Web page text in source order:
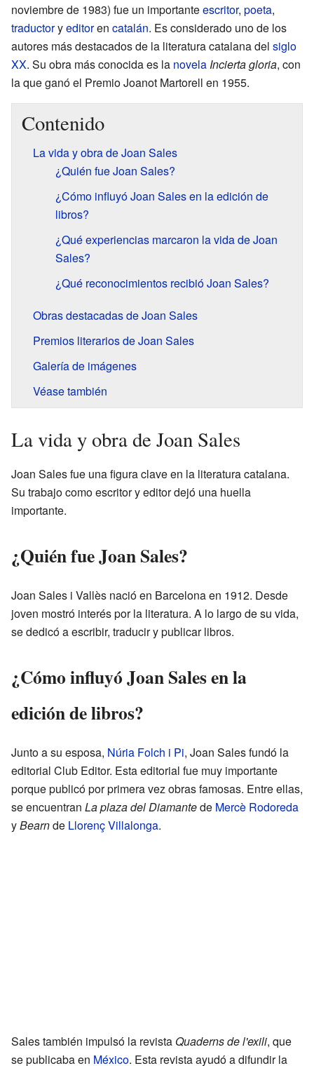
noviembre de 1983) fue un importanteescritor, poeta,
traductoryeditoren catalán. Es considerado uno de los
autores más destacados de la literatura catalana del siglo
XX. Su obra más conocida es la novela Incierta gloria, con
la que ganó el Premio Joanot Martorell en 1955.
Contenido
La vida y obra de Joan Sales
¿Quién fue Joan Sales?
¿Cómo influyó Joan Sales en la edición de
libros?
¿Qué experiencias marcaron la vida de Joan
Sales?
¿Qué reconocimientos recibió Joan Sales?
Obras destacadas de Joan Sales
Premios literarios de Joan Sales
Galería de imágenes
Véase también
La vida y obra de Joan Sales
Joan Sales fue una figura clave en la literatura catalana.
Su trabajo como escritor y editor dejó una huella
importante.
¿Quién fue Joan Sales?
Joan Sales i Vallès nació en Barcelona en 1912. Desde
joven mostró interés por la literatura. A lo largo de su vida,
se dedicó a escribir, traducir y publicar libros.
¿Cómo influyó Joan Sales en la
edición de libros?
Junto a su esposa, Núria Folch i Pi, Joan Sales fundó la
editorial Club Editor. Esta editorial fue muy importante
porque publicó por primera vez obras famosas. Entre ellas,
se encuentran La plaza del Diamantede Mercè Rodoreda
yBearnde Llorenç Villalonga.
Sales también impulsó la revista Quaderns de l'exili, que
se publicaba en México. Esta revista ayudó a difundir la